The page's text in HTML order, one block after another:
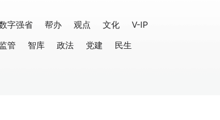
字强省 帮办 观点 文化
V-IP
监管 智库 政法 党建
民生